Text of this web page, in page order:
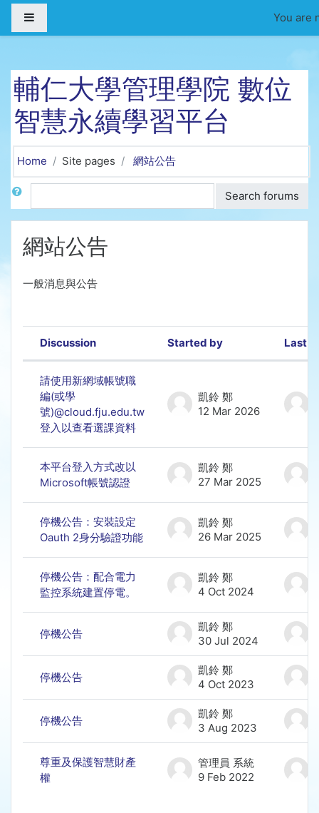
Skip to main content
You are
輔仁大學管理學院 數位
智慧永續學習平台
Home Site pages 網站公告
Search Search forums
網站公告
一般消息與公告
List of discussions. Showing 8 of
Status
Discussion Started by Last
請使用新網域帳號職
編(或學
號)@cloud.fju.edu.tw
登入以查看選課資料
凱鈴 鄭
12 Mar 2026
本平台登入方式改以
Microsoft帳號認證
凱鈴 鄭
27 Mar 2025
停機公告：安裝設定
Oauth 2身分驗證功能
凱鈴 鄭
26 Mar 2025
停機公告：配合電力
監控系統建置停電。
凱鈴 鄭
4 Oct 2024
停機公告
凱鈴 鄭
30 Jul 2024
停機公告
凱鈴 鄭
4 Oct 2023
停機公告
凱鈴 鄭
3 Aug 2023
尊重及保護智慧財產
權
管理員 系統
9 Feb 2022